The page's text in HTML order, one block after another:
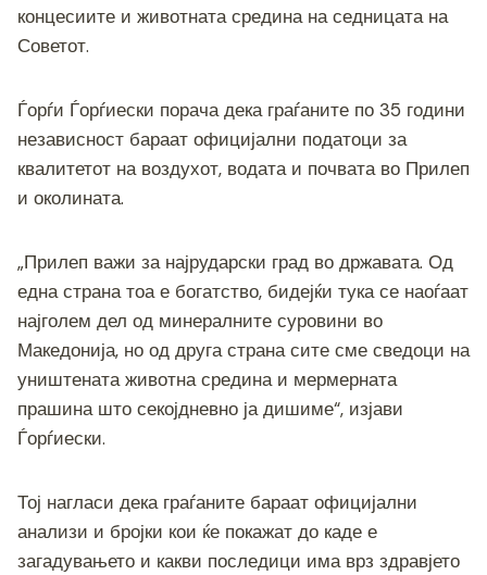
концесиите и животната средина на седницата на
Советот.
Ѓорѓи Ѓорѓиески порача дека граѓаните по 35 години
независност бараат официјални податоци за
квалитетот на воздухот, водата и почвата во Прилеп
и околината.
„Прилеп важи за најрударски град во државата. Од
една страна тоа е богатство, бидејќи тука се наоѓаат
најголем дел од минералните суровини во
Македонија, но од друга страна сите сме сведоци на
уништената животна средина и мермерната
прашина што секојдневно ја дишиме“, изјави
Ѓорѓиески.
Тој нагласи дека граѓаните бараат официјални
анализи и бројки кои ќе покажат до каде е
загадувањето и какви последици има врз здравјето